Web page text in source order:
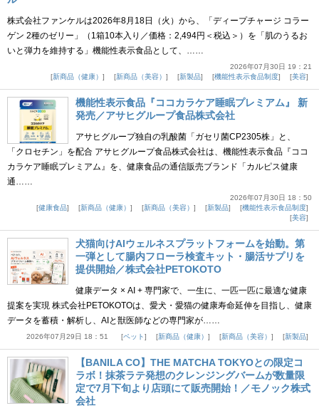
株式会社ファンケルは2026年8月18日（火）から、「ディープチャージ コラー
ゲン 2種のゼリー」（1箱10本入り／価格：2,494円＜税込＞）を「肌のうるお
いと弾力を維持する」機能性表示食品として、……
2026年07月30日 19：21
新商品（健康）
新商品（美容） 新製品 機能性表示食品制度 美容
機能性表示食品『ココカラケア睡眠プレミアム』 新
発売／アサヒグループ食品株式会社
アサヒグループ独自の乳酸菌「ガセリ菌CP2305株」と、
「クロセチン」を配合 アサヒグループ食品株式会社は、機能性表示食品『ココ
カラケア睡眠プレミアム』を、健康食品の通信販売ブランド「カルピス健康
通……
2026年07月30日 18：50
健康食品
新商品（健康） 新商品（美容） 新製品
機能性表示食品制度
美容
犬猫向けAIウェルネスプラットフォームを始動。第
一弾として腸内フローラ検査キット・腸活サプリを
提供開始／株式会社PETOKOTO
健康データ × AI + 専門家で、一生に、一匹一匹に最適な健康
提案を実現 株式会社PETOKOTOは、愛犬・愛猫の健康寿命延伸を目指し、健康
データを蓄積・解析し、AIと獣医師などの専門家が……
2026年07月29日 18：51 ペット 新商品（健康） 新商品（美容） 新製品
【BANILA CO】THE MATCHA TOKYOとの限定コ
ラボ！抹茶ラテ発想のクレンジングバームが数量限
定で7月下旬より店頭にて販売開始！／モノック株式
会社